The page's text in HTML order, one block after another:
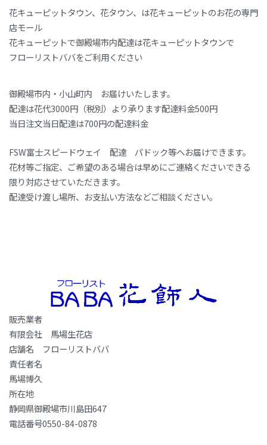
花キューピットタウン、花タウン、は花キューピットのお花の専門
店モール
花キューピットで御殿場市内配達は花キューピットタウンで
フローリストババをご利用ください
御殿場市内・小山町内 お届けいたします。
配達は花代3000円（税別）より承ります配達料金500円
当日注文当日配達は700円の配達料金
FSW富士スピードウェイ 配達 パドック等へお届けできます。
花材等ご指定、ご希望のある場合は早めにご連絡くださいできる
限り対応させていただきます。
配達受け渡し場所、お支払い方法などご相談ください。
販売業者
有限会社 馬場生花店
店舗名 フローリストババ
責任者名
馬場博久
所在地
静岡県御殿場市川島田647
電話番号0550-84-0878